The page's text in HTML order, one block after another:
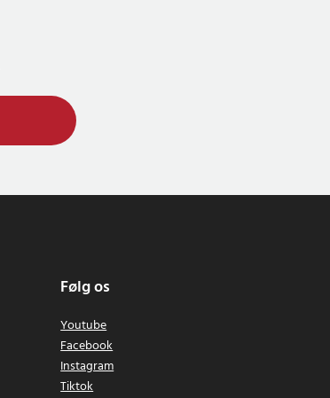
Følg os
Youtube
Facebook
Instagram
Tiktok